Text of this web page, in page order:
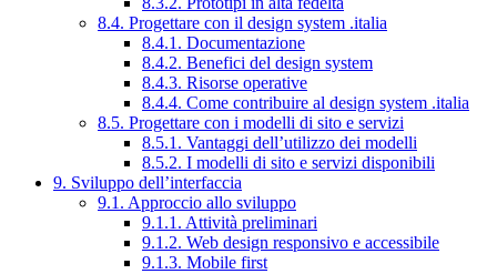
8.4. Progettare con il design system .italia
8.4.1. Documentazione
8.4.2. Benefici del design system
8.4.3. Risorse operative
8.4.4. Come contribuire al design system .italia
8.5. Progettare con i modelli di sito e servizi
8.5.1. Vantaggi dell’utilizzo dei modelli
8.5.2. I modelli di sito e servizi disponibili
9. Sviluppo dell’interfaccia
9.1. Approccio allo sviluppo
9.1.1. Attività preliminari
9.1.2. Web design responsivo e accessibile
9.1.3. Mobile first